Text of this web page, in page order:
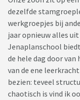
dezelfde
werkgroepjes bij
jaar opnieuw alles
Jenaplanschool
de hele dag door
van de ene
bezien: teveel
chaotisch is vind ik